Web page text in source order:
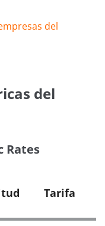
del
del
Rates
Tarifa